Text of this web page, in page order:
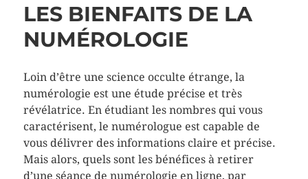
LES BIENFAITS DE LA
NUMÉROLOGIE
Loin d’être une science occulte étrange, la
numérologie est une étude précise et très
révélatrice. En étudiant les nombres qui vous
caractérisent, le numérologue est capable de
vous délivrer des informations claire et précise.
Mais alors, quels sont les bénéfices à retirer
d’une séance de numérologie en ligne, par